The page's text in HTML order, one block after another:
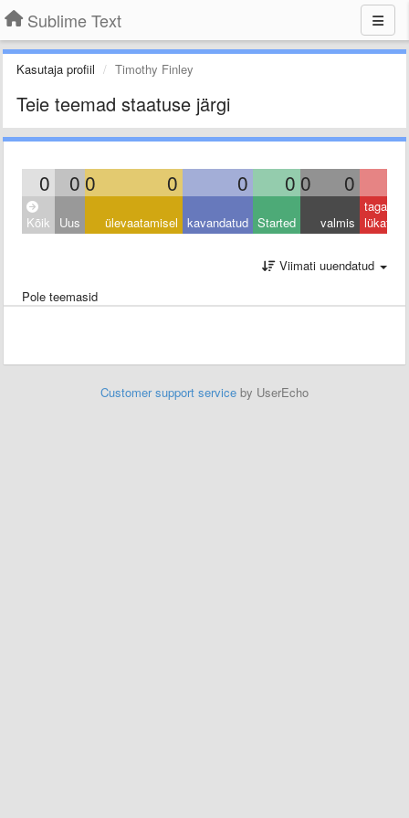
Sublime Text
Kasutaja profiil Timothy Finley
Teie teemad staatuse järgi
0 0 0 0 0 0 0 0
Kõik Uus ülevaatamisel kavandatud Started valmis
tagasi
lükatud
Viimati uuendatud
Pole teemasid
Customer support service by UserEcho